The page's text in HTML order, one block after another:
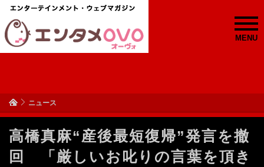
MENU
ニュース
高橋真麻“産後最短復帰”発言を撤
回 「厳しいお叱りの言葉を頂き